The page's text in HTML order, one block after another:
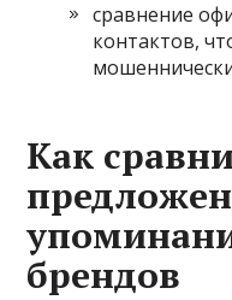
сравнение
контактов,
Как
брендов